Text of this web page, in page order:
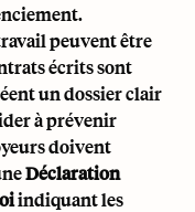
peuvent être
écrits sont
un dossier clair
à prévenir
doivent
Déclaration
indiquant les